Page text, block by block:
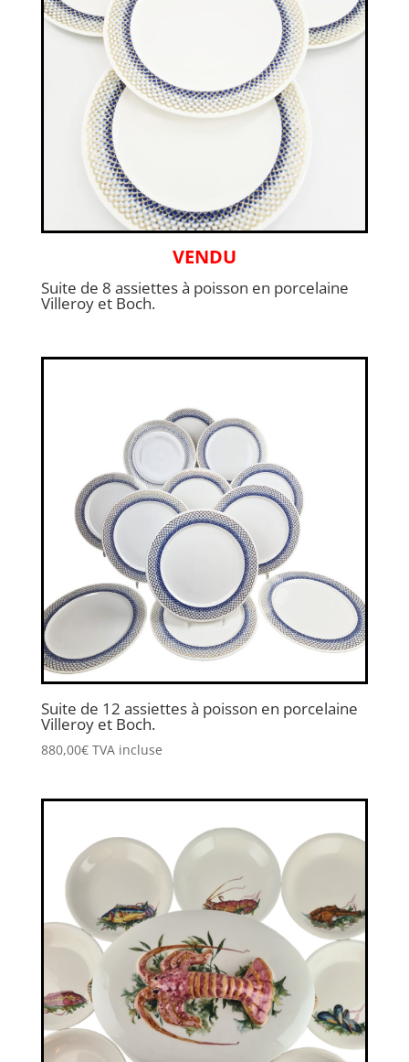
VENDU
Suite de 8 assiettes à poisson en porcelaine
Villeroy et Boch.
Suite de 12 assiettes à poisson en porcelaine
Villeroy et Boch.
880,00€ TVA incluse